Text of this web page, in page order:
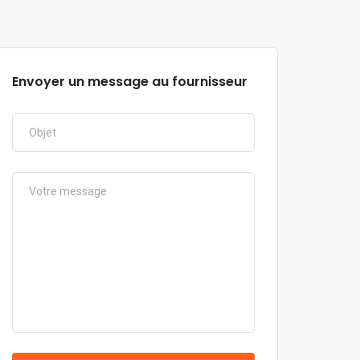
Envoyer un message au fournisseur